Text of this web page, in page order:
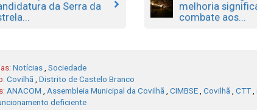
da Serra da
melhoria
combate aos...
Notícias Sociedade
Covilhã
Distrito de Castelo Branco
ANACOM Assembleia Municipal da Covilhã CIMBSE Covilhã CTT,
deficiente